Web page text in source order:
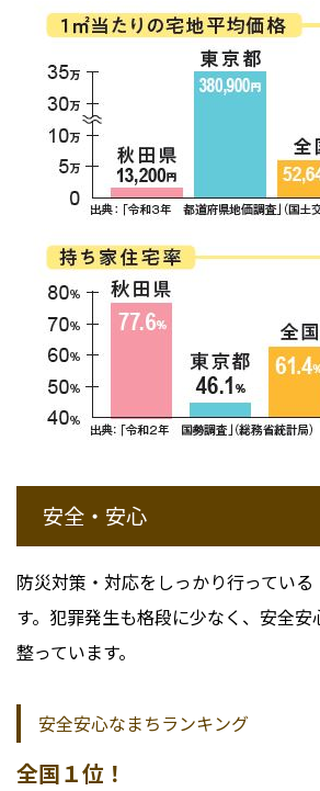
安全・安心
防災対策・対応をしっかり行ってい
す。犯罪発生も格段に少なく、安全
整っています。
安全安心なまちランキング
全国１位！